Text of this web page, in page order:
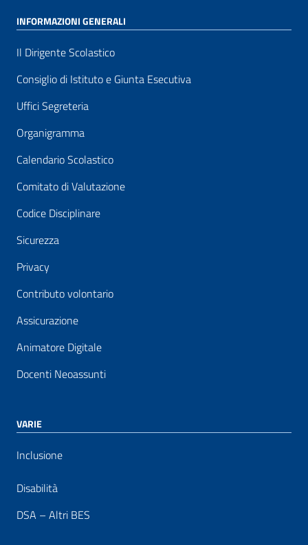
INFORMAZIONI GENERALI
Il Dirigente Scolastico
Consiglio di Istituto e Giunta Esecutiva
Uffici Segreteria
Organigramma
Calendario Scolastico
Comitato di Valutazione
Codice Disciplinare
Sicurezza
Privacy
Contributo volontario
Assicurazione
Animatore Digitale
Docenti Neoassunti
VARIE
Inclusione
Disabilità
DSA – Altri BES